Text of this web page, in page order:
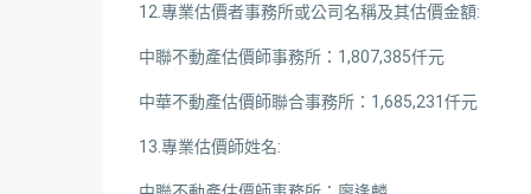
12.專業估價者事務所或公司名稱及其估價金額:
中聯不動產估價師事務所：1,807,385仟元
中華不動產估價師聯合事務所：1,685,231仟元
13.專業估價師姓名: